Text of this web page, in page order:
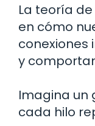
La teoría
en cómo
conexiones
y
Imagina un
cada hilo